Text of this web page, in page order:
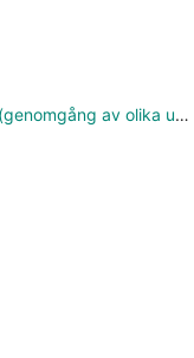
Färdighetsträning: räta linjens ekvation (genomgång av olika uppgifter)